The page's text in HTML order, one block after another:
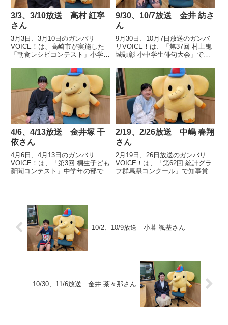
3/3、3/10放送 高村 紅寧
さん
3月3日、3月10日のガンバリ
VOICE！は、高崎市が実施した
「朝食レシピコンテスト」小学生
立八幡小学校6年 高村 紅寧さん
の声です。
9/30、10/7放送 金井 紡さ
ん
9月30日、10月7日放送のガンバ
リVOICE！は、「第37回 村上鬼
城顕彰 小中学生俳句大会」で大
を受賞した高崎市立新町第一小学
校5年 金井 紡さんの声です。
4/6、4/13放送 金井塚 千
依さん
4月6日、4月13日のガンバリ
VOICE！は、「第3回 桐生子ども
新聞コンテスト」中学年の部で最
2/19、2/26放送 中嶋 春翔
さん
2月19日、26日放送のガンバリ
VOICE！は、「第62回 統計グラ
フ群馬県コンクール」で知事賞に
10/2、10/9放送 小暮 颯基さん
10/30、11/6放送 金井 茶々那さん